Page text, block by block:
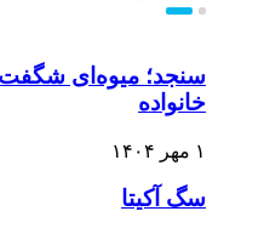
سنجد؛ میوه‌ای
خانواده
۱ مهر ۱۴۰۴
سگ آکیتا